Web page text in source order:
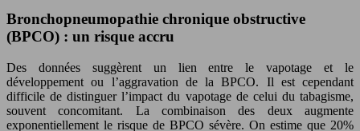
Bronchopneumopathie chronique obstructive
(BPCO) : un risque accru
Des données suggèrent un lien entre le vapotage et le
développement ou l’aggravation de la BPCO. Il est cependant
difficile de distinguer l’impact du vapotage de celui du tabagisme,
souvent concomitant. La combinaison des deux augmente
exponentiellement le risque de BPCO sévère. On estime que 20%